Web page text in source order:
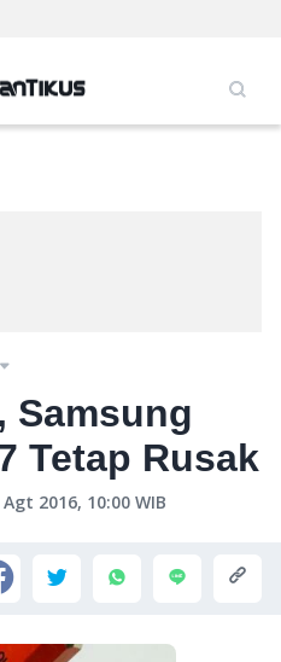
Samsung
Tetap Rusak
2016, 10:00 WIB